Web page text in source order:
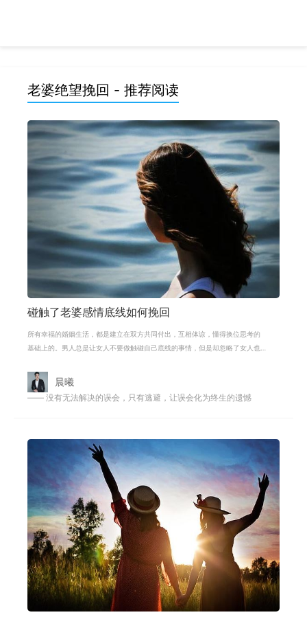
老婆绝望挽回 - 推荐阅读
碰触了老婆感情底线如何挽回
所有幸福的婚姻生活，都是建立在双方共同付出，互相体谅，懂得换位思考的
基础上的。男人总是让女人不要做触碰自己底线的事情，但是却忽略了女人也
晨曦
—— 没有无法解决的误会，只有逃避，让误会化为终生的遗憾